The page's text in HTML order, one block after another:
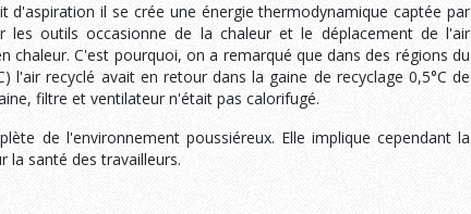
il se crée une énergie thermodynamique captée par
les outils occasionne de la chaleur et le déplacement de l'air
chaleur. C'est pourquoi, on a remarqué que dans des régions du
l'air recyclé avait en retour dans la gaine de recyclage 0,5°C de
filtre et ventilateur n'était pas calorifugé.
de l'environnement poussiéreux. Elle implique cependant la
la santé des travailleurs.